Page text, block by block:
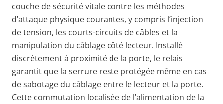
couche de sécurité vitale contre les méthodes
d’attaque physique courantes, y compris l’injection
de tension, les courts-circuits de câbles et la
manipulation du câblage côté lecteur. Installé
discrètement à proximité de la porte, le relais
garantit que la serrure reste protégée même en cas
de sabotage du câblage entre le lecteur et la porte.
Cette commutation localisée de l’alimentation de la